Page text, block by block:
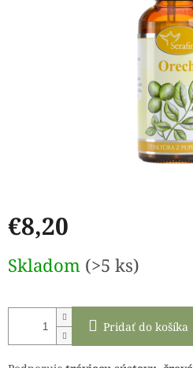
€8,20
cena:
Skladom (>5 ks)
Pridať do košíka